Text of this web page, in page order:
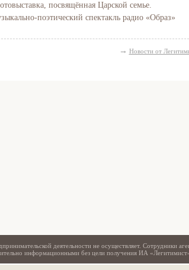
посвящённая Царской семье.
поэтический спектакль радио «Образ»
→ Новости от
деятельности не осуществляет. Сотрудники
информационными без цели получения ИА